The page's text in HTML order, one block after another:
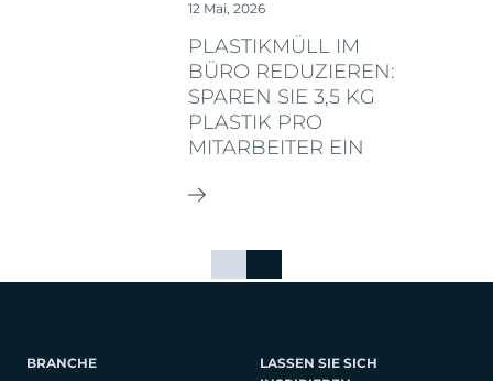
12 Mai, 2026
PLASTIKMÜLL IM
BÜRO REDUZIEREN:
SPAREN SIE 3,5 KG
PLASTIK PRO
MITARBEITER EIN
BRANCHE
LASSEN SIE SICH